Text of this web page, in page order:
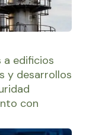
a edificios
y desarrollos
con